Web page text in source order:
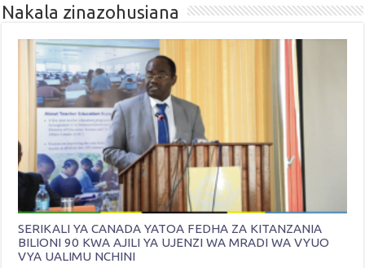
Nakala zinazohusiana
SERIKALI YA CANADA YATOA FEDHA ZA KITANZANIA
BILIONI 90 KWA AJILI YA UJENZI WA MRADI WA VYUO
VYA UALIMU NCHINI